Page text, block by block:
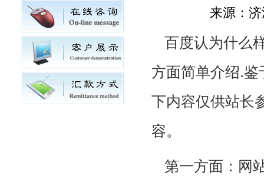
来源：
百度认为什么
方面简单介绍.
下内容仅供站长
容。
第一方面：网